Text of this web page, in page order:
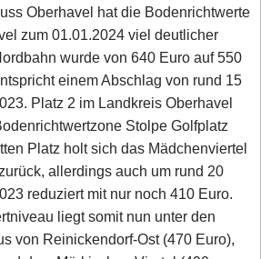
Oberhavel hat die Bodenrichtwerte
zum 01.01.2024 viel deutlicher
wurde von 640 Euro auf 550
einem Abschlag von rund 15
Platz 2 im Landkreis Oberhavel
Stolpe Golfplatz
Platz holt sich das Mädchenviertel
allerdings auch um rund 20
reduziert mit nur noch 410 Euro.
liegt somit nun unter den
von Reinickendorf-Ost (470 Euro),